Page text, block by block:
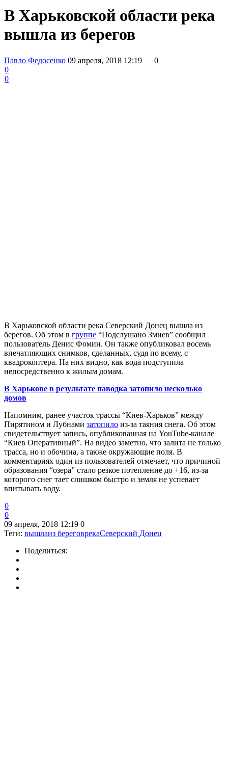
В Харьковской области река
вышла из берегов
Павло Федосенко 09 апреля, 2018 12:19
0
0
0
В Харьковской области река Северский Донец вышла из
берегов. Об этом в группе “Подслушано Змиев” сообщил
пользователь Денис Фомин. Он также опубликовал восемь
впечатляющих снимков, сделанных, судя по всему, с
квадрокоптера. На них видно, как вода подступила
непосредственно к жилым домам.
В Харькове в результате паводка затопило несколько
домов
Напомним, ранее участок трассы “Киев-Харьков” между
Пирятином и Лубнами затопило из-за таяния снега. Об этом
свидетельствует запись, опубликованная на YouTube-канале
“Киев Оперативный”. На видео заметно, что залита не только
трасса, но и обочина, а также окружающие поля. В
комментариях один из пользователей отмечает, что причиной
образования “озера” стало резкое потепление до +16, из-за
которого снег тает слишком быстро и земля не успевает
впитывать воду.
0
0
09 апреля, 2018 12:19 0
Теги: вышлаиз береговрекаСеверский Донец
Поделиться: